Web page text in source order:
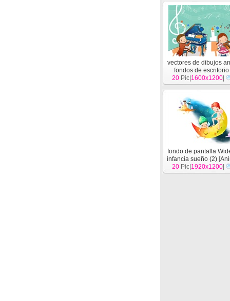
vectores de dibujos
fondos de
infancia (2)[
20 Pic| 1600x1200
fondo de pantalla
infancia sueño (2) [
20 Pic| 1920x1200